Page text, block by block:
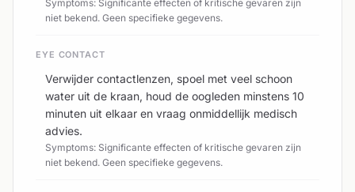
Symptoms: Significante effecten of kritische gevaren zijn
niet bekend. Geen specifieke gegevens.
EYE CONTACT
Verwijder contactlenzen, spoel met veel schoon
water uit de kraan, houd de oogleden minstens 10
minuten uit elkaar en vraag onmiddellijk medisch
advies.
Symptoms: Significante effecten of kritische gevaren zijn
niet bekend. Geen specifieke gegevens.